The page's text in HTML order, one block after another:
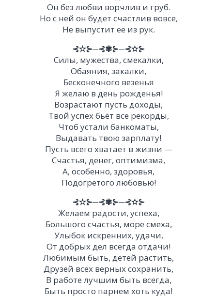
Он без любви ворчлив и груб.
Но с ней он будет счастлив вовсе,
Не выпустит ее из рук.
⊰✫⊱─⊰✾⊱─⊰✫⊱
Силы, мужества, смекалки,
Обаяния, закалки,
Бесконечного везенья
Я желаю в день рожденья!
Возрастают пусть доходы,
Твой успех бьёт все рекорды,
Чтоб устали банкоматы,
Выдавать твою зарплату!
Пусть всего хватает в жизни —
Счастья, денег, оптимизма,
А, особенно, здоровья,
Подогретого любовью!
⊰✫⊱─⊰✾⊱─⊰✫⊱
Желаем радости, успеха,
Большого счастья, море смеха,
Улыбок искренних, удачи,
От добрых дел всегда отдачи!
Любимым быть, детей растить,
Друзей всех верных сохранить,
В работе лучшим быть всегда,
Быть просто парнем хоть куда!